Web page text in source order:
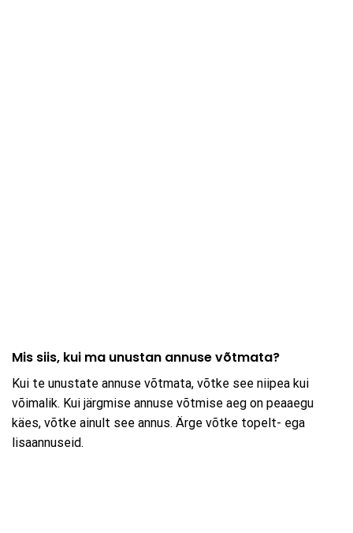
Mis siis, kui ma unustan annuse võtmata?
Kui te unustate annuse võtmata, võtke see niipea kui
võimalik. Kui järgmise annuse võtmise aeg on peaaegu
käes, võtke ainult see annus. Ärge võtke topelt- ega
lisaannuseid.